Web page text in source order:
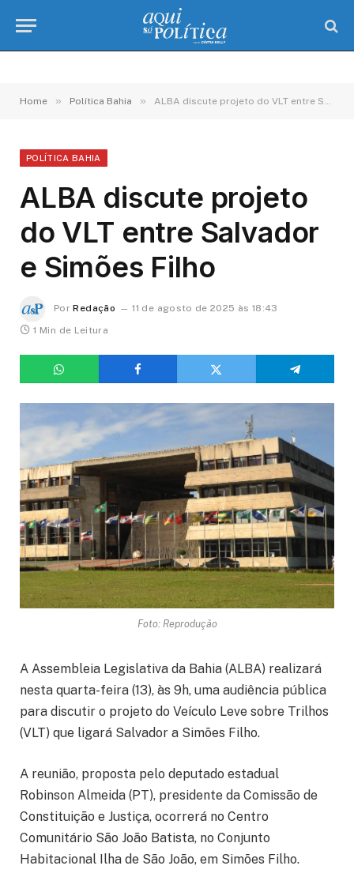
Home » Política Bahia » ALBA discute projeto do VLT entre Salvador e Simões Filho
POLÍTICA BAHIA
ALBA discute projeto
do VLT entre Salvador
e Simões Filho
Por Redação
11 de agosto de 2025 às 18:43
1 Min de Leitura
Foto: Reprodução
A Assembleia Legislativa da Bahia (ALBA) realizará
nesta quarta-feira (13), às 9h, uma audiência pública
para discutir o projeto do Veículo Leve sobre Trilhos
(VLT) que ligará Salvador a Simões Filho.
A reunião, proposta pelo deputado estadual
Robinson Almeida (PT), presidente da Comissão de
Constituição e Justiça, ocorrerá no Centro
Comunitário São João Batista, no Conjunto
Habitacional Ilha de São João, em Simões Filho.